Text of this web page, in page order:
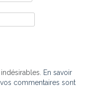
En savoir
commentaires sont